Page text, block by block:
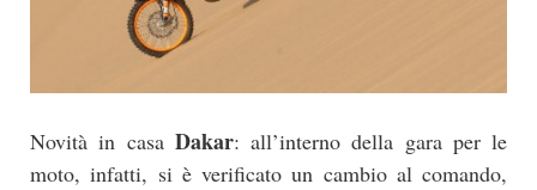
Novità in casa Dakar: all’interno della gara per le
moto, infatti, si è verificato un cambio al comando,